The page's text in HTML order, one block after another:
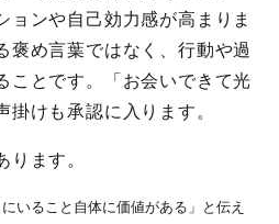
ョンや自己効力感が高まりま
褒め言葉ではなく、行動や過
ことです。「お会いできて光
けも承認に入ります。
ります。
いること自体に価値がある」と伝え